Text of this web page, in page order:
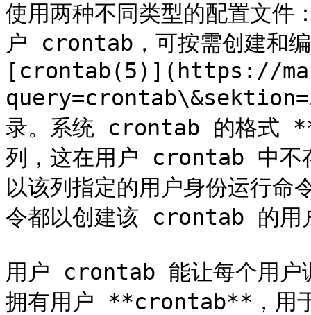
使用两种不同类型的配置文
户 crontab，可按需创建和
[crontab(5)](https://
录。系统 crontab 的格
列，这在用户 crontab 中
以该列指定的用户身份运行
令都以创建该 crontab 的用
用户 crontab 能让每个用
拥有用户 **crontab**，用